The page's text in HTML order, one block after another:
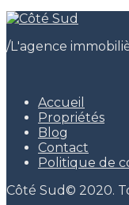
/L'agence
Accueil
Propriétés
Blog
Contact
Politique de
Côté Sud© 2020.